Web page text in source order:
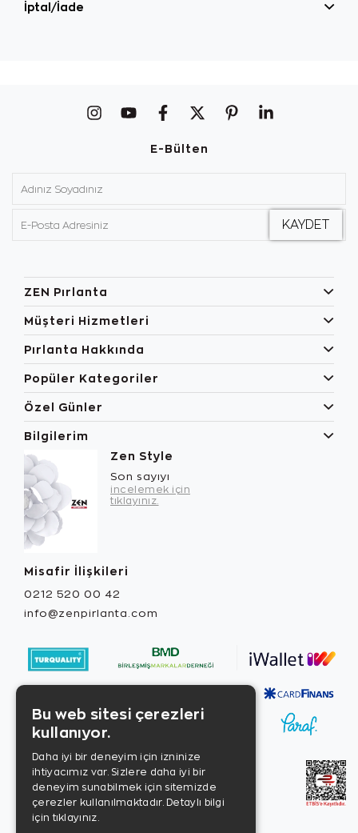
İptal/İade
E-Bülten
ZEN Pırlanta
Müşteri Hizmetleri
Pırlanta Hakkında
Popüler Kategoriler
Özel Günler
Bilgilerim
Zen Style
Son sayıyı
incelemek için
tıklayınız.
Misafir İlişkileri
0212 520 00 42
info@zenpirlanta.com
Bu web sitesi çerezleri
kullanıyor.
Daha iyi bir deneyim için izninize
ihtiyacımız var. Sizlere daha iyi bir
deneyim sunabilmek için sitemizde
çerezler kullanılmaktadır. Detaylı bilgi
için tıklayınız.